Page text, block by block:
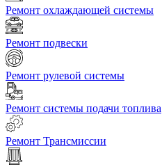
Ремонт охлаждающей системы
Ремонт подвески
Ремонт рулевой системы
Ремонт системы подачи топлива
Ремонт Трансмиссии